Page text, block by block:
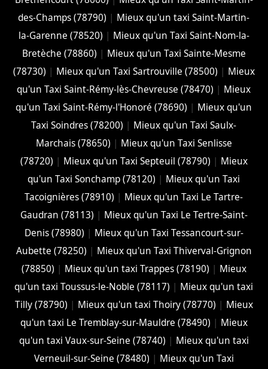
des-Champs (78790) | Mieux qu'un taxi Saint-Martin-
la-Garenne (78520) | Mieux qu'un Taxi Saint-Nom-la-
Bretèche (78860) | Mieux qu'un Taxi Sainte-Mesme
(78730) | Mieux qu'un Taxi Sartrouville (78500) | Mieux
qu'un Taxi Saint-Rémy-lès-Chevreuse (78470) | Mieux
qu'un Taxi Saint-Rémy-l'Honoré (78690) | Mieux qu'un
Taxi Soindres (78200) | Mieux qu'un Taxi Saulx-
Marchais (78650) | Mieux qu'un Taxi Senlisse
(78720) | Mieux qu'un Taxi Septeuil (78790) | Mieux
qu'un Taxi Sonchamp (78120) | Mieux qu'un Taxi
Tacoignières (78910) | Mieux qu'un Taxi Le Tartre-
Gaudran (78113) | Mieux qu'un Taxi Le Tertre-Saint-
Denis (78980) | Mieux qu'un Taxi Tessancourt-sur-
Aubette (78250) | Mieux qu'un Taxi Thiverval-Grignon
(78850) | Mieux qu'un taxi Trappes (78190) | Mieux
qu'un taxi Toussus-le-Noble (78117) | Mieux qu'un taxi
Tilly (78790) | Mieux qu'un taxi Thoiry (78770) | Mieux
qu'un taxi Le Tremblay-sur-Mauldre (78490) | Mieux
qu'un taxi Vaux-sur-Seine (78740) | Mieux qu'un taxi
Verneuil-sur-Seine (78480) | Mieux qu'un Taxi